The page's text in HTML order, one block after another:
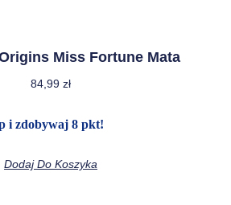
Miss Fortune Mata
84,99 zł
i zdobywaj 8 pkt!
Dodaj Do Koszyka